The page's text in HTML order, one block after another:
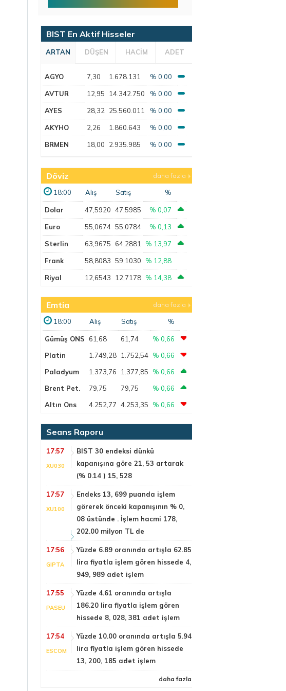
BIST En Aktif Hisseler
ARTAN DÜŞEN HACİM ADET
AGYO 7,30 1.678.131 % 0,00
AVTUR 12,95 14.342.750 % 0,00
AYES 28,32 25.560.011 % 0,00
AKYHO 2,26 1.860.643 % 0,00
BRMEN 18,00 2.935.985 % 0,00
Döviz daha fazla
18:00 Alış Satış %
Dolar 47,5920 47,5985 % 0,07
Euro 55,0674 55,0784 % 0,13
Sterlin 63,9675 64,2881 % 13,97
Frank 58,8083 59,1030 % 12,88
Riyal 12,6543 12,7178 % 14,38
Emtia daha fazla
18:00 Alış Satış %
Gümüş ONS 61,68 61,74
% 0,66
Platin
1.749,28 1.752,54 % 0,66
Paladyum
1.373,76 1.377,85
% 0,66
Brent Pet.
79,75 79,75
% 0,66
Altın Ons
4.252,77 4.253,35 % 0,66
Seans Raporu
17:57
XU030
BIST 30 endeksi dünkü
kapanışına göre 21, 53 artarak
(% 0.14 ) 15, 528
17:57
XU100
Endeks 13, 699 puanda işlem
görerek önceki kapanışının % 0,
08 üstünde . İşlem hacmi 178,
202.00 milyon TL de
17:56
GIPTA
Yüzde 6.89 oranında artışla 62.85
lira fiyatla işlem gören hissede 4,
949, 989 adet işlem
17:55
PASEU
Yüzde 4.61 oranında artışla
186.20 lira fiyatla işlem gören
hissede 8, 028, 381 adet işlem
17:54
ESCOM
Yüzde 10.00 oranında artışla 5.94
lira fiyatla işlem gören hissede
13, 200, 185 adet işlem
daha fazla